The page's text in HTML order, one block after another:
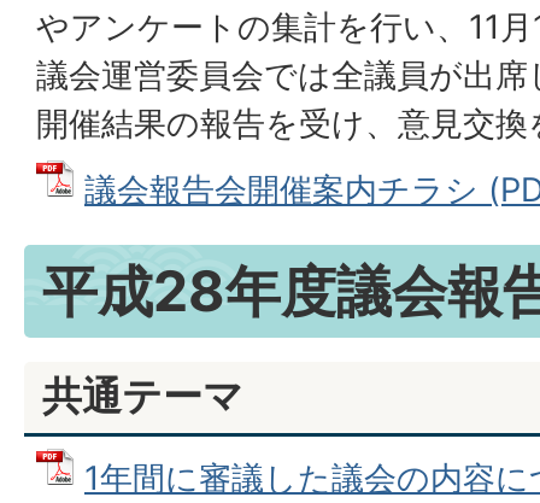
やアンケートの集計を行い、11
議会運営委員会では全議員が出
開催結果の報告を受け、意見交
議会報告会開催案内チラシ
平成28年度議会報
共通テーマ
1年間に審議した議会の内容